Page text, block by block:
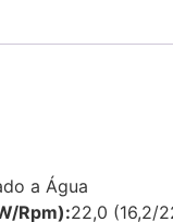
a Água
Rpm):22,0 (16,2/